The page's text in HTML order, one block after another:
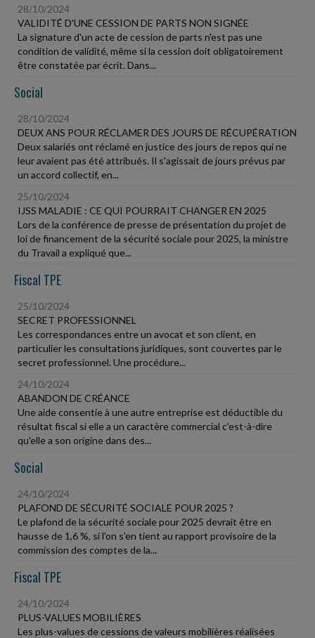
28/10/2024
VALIDITÉ D'UNE CESSION DE PARTS NON SIGNÉE
La signature d'un acte de cession de parts n'est pas une
condition de validité, même si la cession doit obligatoirement
être constatée par écrit. Dans...
Social
28/10/2024
DEUX ANS POUR RÉCLAMER DES JOURS DE RÉCUPÉRATION
Deux salariés ont réclamé en justice des jours de repos qui ne
leur avaient pas été attribués. Il s'agissait de jours prévus par
un accord collectif, en...
25/10/2024
IJSS MALADIE : CE QUI POURRAIT CHANGER EN 2025
Lors de la conférence de presse de présentation du projet de
loi de financement de la sécurité sociale pour 2025, la ministre
du Travail a expliqué que...
Fiscal TPE
25/10/2024
SECRET PROFESSIONNEL
Les correspondances entre un avocat et son client, en
particulier les consultations juridiques, sont couvertes par le
secret professionnel. Une procédure...
24/10/2024
ABANDON DE CRÉANCE
Une aide consentie à une autre entreprise est déductible du
résultat fiscal si elle a un caractère commercial c'est-à-dire
qu'elle a son origine dans des...
Social
24/10/2024
PLAFOND DE SÉCURITÉ SOCIALE POUR 2025 ?
Le plafond de la sécurité sociale pour 2025 devrait être en
hausse de 1,6 %, si l'on s'en tient au rapport provisoire de la
commission des comptes de la...
Fiscal TPE
24/10/2024
PLUS-VALUES MOBILIÈRES
Les plus-values de cessions de valeurs mobilières réalisées